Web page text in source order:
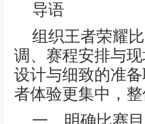
导语
组织王者荣耀
调、赛程安排与
设计与细致的准
者体验更集中，